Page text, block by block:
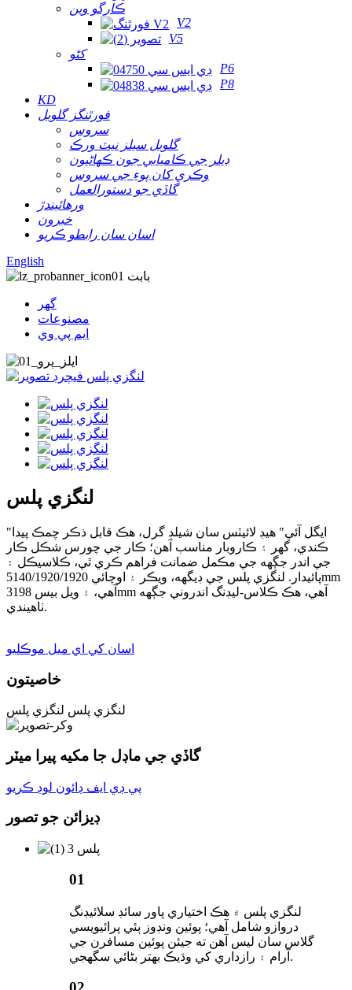
ڪارگو وين
V2
V5
کڻو
P6
P8
KD
فورٿنگز گلوبل
سروس
گلوبل سيلز نيٽ ورڪ
ڊيلر جي ڪاميابي جون ڪهاڻيون
وڪري کان پوءِ جي سروس
گاڏي جو دستورالعمل
ورهائيندڙ
خبرون
اسان سان رابطو ڪريو
English
گھر
مصنوعات
ايم پي وي
لنگزي پلس
"ايگل آئي" هيڊ لائيٽس سان شيلڊ گرل، هڪ قابل ذڪر چمڪ پيدا
ڪندي، گهر ۽ ڪاروبار مناسب آهن؛ ڪار جي چورس شڪل ڪار
جي اندر جڳهه جي مڪمل ضمانت فراهم ڪري ٿي، ڪلاسيڪل ۽
پائيدار. لنگزي پلس جي ڊيگهه، ويڪر ۽ اوچائي 5140/1920/1920mm
آهي، ۽ ويل بيس 3198mm آهي، هڪ ڪلاس-ليڊنگ اندروني جڳهه
ٺاهيندي.
اسان کي اي ميل موڪليو
خاصيتون
لنگزي پلس لنگزي پلس
گاڏي جي ماڊل جا مکيه پيرا ميٽر
پي ڊي ايف ڊائون لوڊ ڪريو
ڊيزائن جو تصور
01
لنگزي پلس ۾ هڪ اختياري پاور سائڊ سلائيڊنگ
دروازو شامل آهي؛ پوئين ونڊوز ٻئي پرائيويسي
گلاس سان ليس آهن ته جيئن پوئين مسافرن جي
آرام ۽ رازداري کي وڌيڪ بهتر بڻائي سگهجي.